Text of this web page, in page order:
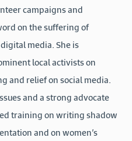
campaigns and
on the suffering of
media. She is
local activists on
and relief on social media.
and a strong advocate
training on writing shadow
and on women’s